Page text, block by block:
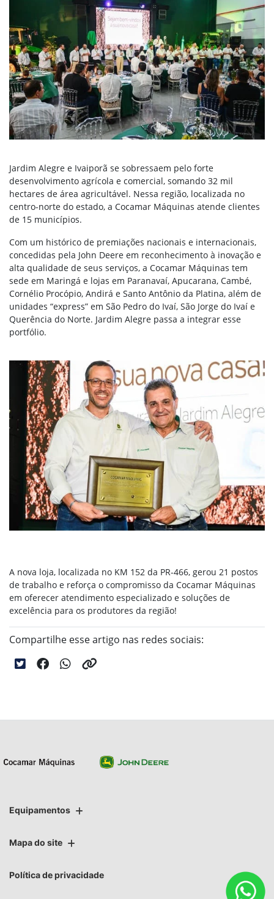
Jardim Alegre e Ivaiporã se sobressaem pelo forte
desenvolvimento agrícola e comercial, somando 32 mil
hectares de área agricultável. Nessa região, localizada no
centro-norte do estado, a Cocamar Máquinas atende clientes
de 15 municípios.
Com um histórico de premiações nacionais e internacionais,
concedidas pela John Deere em reconhecimento à inovação e
alta qualidade de seus serviços, a Cocamar Máquinas tem
sede em Maringá e lojas em Paranavaí, Apucarana, Cambé,
Cornélio Procópio, Andirá e Santo Antônio da Platina, além de
unidades “express” em São Pedro do Ivaí, São Jorge do Ivaí e
Querência do Norte. Jardim Alegre passa a integrar esse
portfólio.
A nova loja, localizada no KM 152 da PR-466, gerou 21 postos
de trabalho e reforça o compromisso da Cocamar Máquinas
em oferecer atendimento especializado e soluções de
excelência para os produtores da região!
Compartilhe esse artigo nas redes sociais:
Equipamentos
Mapa do site
Política de privacidade